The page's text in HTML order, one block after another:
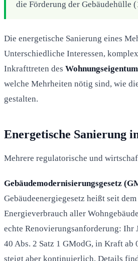
die Förderung der Gebäudehülle
Die energetische Sanierung eines
Unterschiedliche Interessen,
Inkrafttreten des
welche Mehrheiten nötig sind, wie
gestalten.
Energetische Sanierung
Mehrere regulatorische und
Gebäudemodernisierungsgesetz
Gebäudeenergiegesetz heißt seit
Energieverbrauch aller
echte Renovierungsanforderung: Ihr
40 Abs. 2 Satz 1 GModG, in Kraft ab
steigt aber kontinuierlich. Details